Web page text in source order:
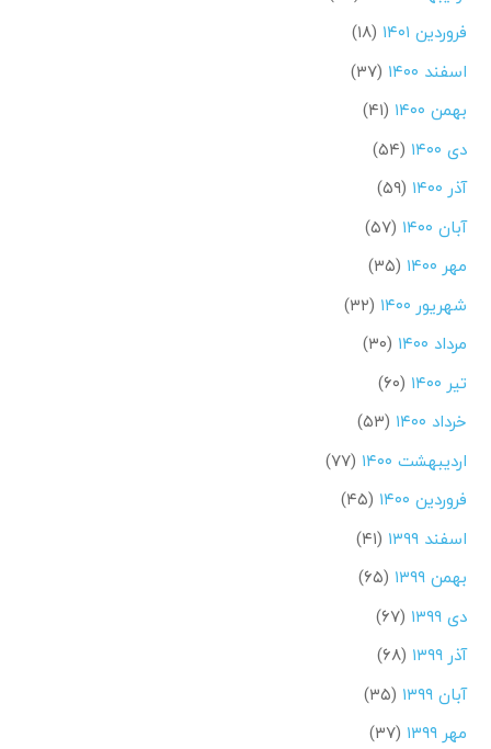
فروردین ۱۴۰۱
(۱۸)
اسفند ۱۴۰۰
(۳۷)
بهمن ۱۴۰۰
(۴۱)
دی ۱۴۰۰
(۵۴)
آذر ۱۴۰۰
(۵۹)
آبان ۱۴۰۰
(۵۷)
مهر ۱۴۰۰
(۳۵)
شهریور ۱۴۰۰
(۳۲)
مرداد ۱۴۰۰
(۳۰)
تیر ۱۴۰۰
(۶۰)
خرداد ۱۴۰۰
(۵۳)
اردیبهشت ۱۴۰۰
(۷۷)
فروردین ۱۴۰۰
(۴۵)
اسفند ۱۳۹۹
(۴۱)
بهمن ۱۳۹۹
(۶۵)
دی ۱۳۹۹
(۶۷)
آذر ۱۳۹۹
(۶۸)
آبان ۱۳۹۹
(۳۵)
مهر ۱۳۹۹
(۳۷)